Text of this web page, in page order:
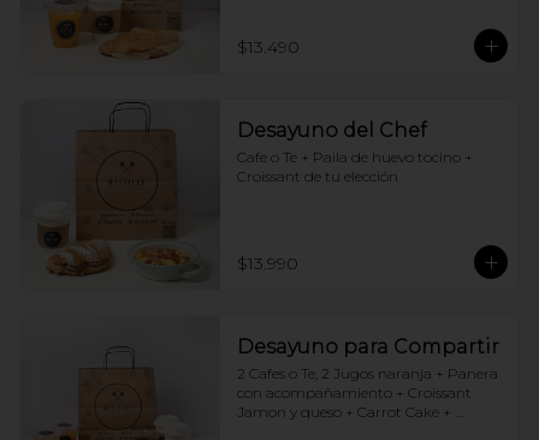
$13.490
Desayuno del Chef
Cafe o Te + Paila de huevo tocino +
Croissant de tu elección
$13.990
Desayuno para Compartir
2 Cafes o Te, 2 Jugos naranja + Panera
con acompañamiento + Croissant
Jamon y queso + Carrot Cake +